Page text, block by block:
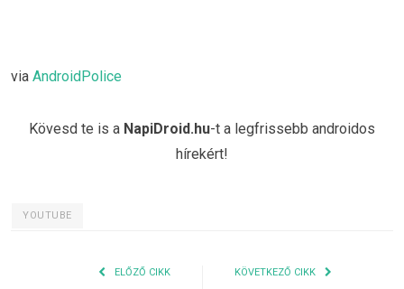
via AndroidPolice
Kövesd te is a NapiDroid.hu-t a legfrissebb androidos
hírekért!
YOUTUBE
ELŐZŐ CIKK KÖVETKEZŐ CIKK